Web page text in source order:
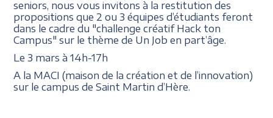
seniors, nous vous invitons à la restitution des
propositions que 2 ou 3 équipes d’étudiants feront
dans le cadre du "challenge créatif Hack ton
Campus" sur le thème de Un Job en part’âge.
Le 3 mars à 14h-17h
A la MACI (maison de la création et de l’innovation)
sur le campus de Saint Martin d’Hère.